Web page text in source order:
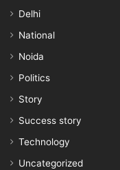
Delhi
National
Noida
Politics
Story
Success story
Technology
Uncategorized